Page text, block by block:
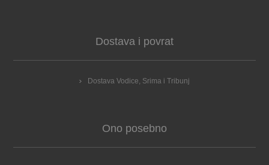
Dostava i povrat
Dostava Vodice, Srima i Tribunj
Ono posebno